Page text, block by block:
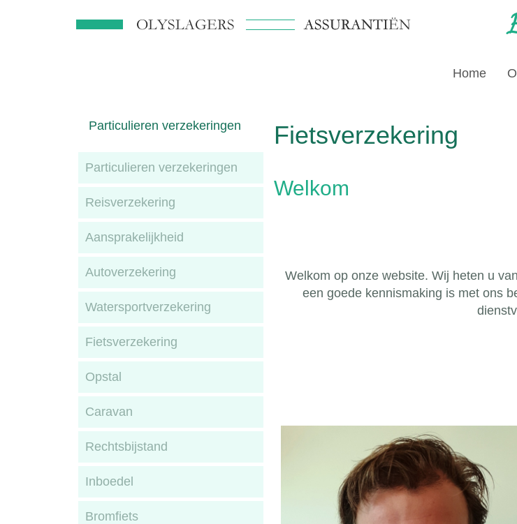
Home
Particulieren verzekeringen
Particulieren verzekeringen
Reisverzekering
Aansprakelijkheid
Autoverzekering
Watersportverzekering
Fietsverzekering
Opstal
Caravan
Rechtsbijstand
Inboedel
Bromfiets
Fietsverzekering
Welkom
Welkom op onze website. Wij heten u
een goede kennismaking is met ons